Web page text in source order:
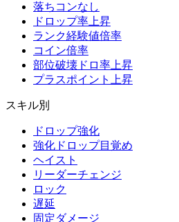
落ちコンなし
ドロップ率上昇
ランク経験値倍率
コイン倍率
部位破壊ドロ率上昇
プラスポイント上昇
スキル別
ドロップ強化
強化ドロップ目覚め
ヘイスト
リーダーチェンジ
ロック
遅延
固定ダメージ